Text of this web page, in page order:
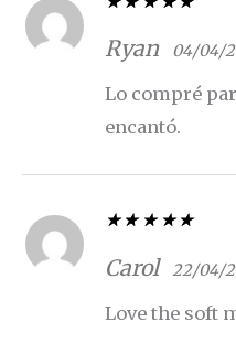
5de 5
Ryan 04/04/
Lo compré
encantó.
5de 5
Carol 22/04/
Love the soft